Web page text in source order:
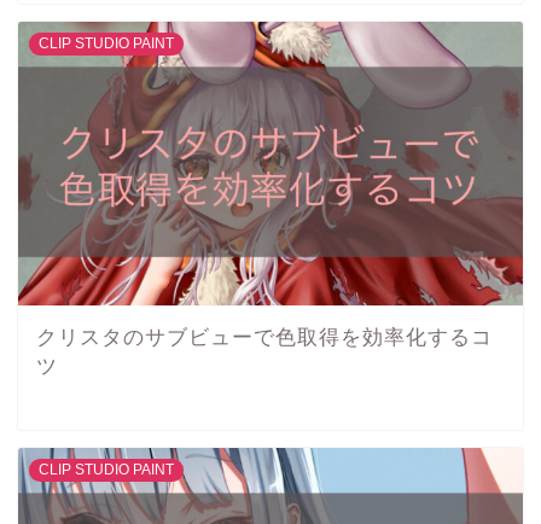
CLIP STUDIO PAINT
クリスタのサブビューで色取得を効率化するコ
ツ
CLIP STUDIO PAINT